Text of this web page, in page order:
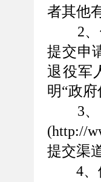
者其他
2、
提交申
退役军
明“政
3、
(http://
提交渠
4、